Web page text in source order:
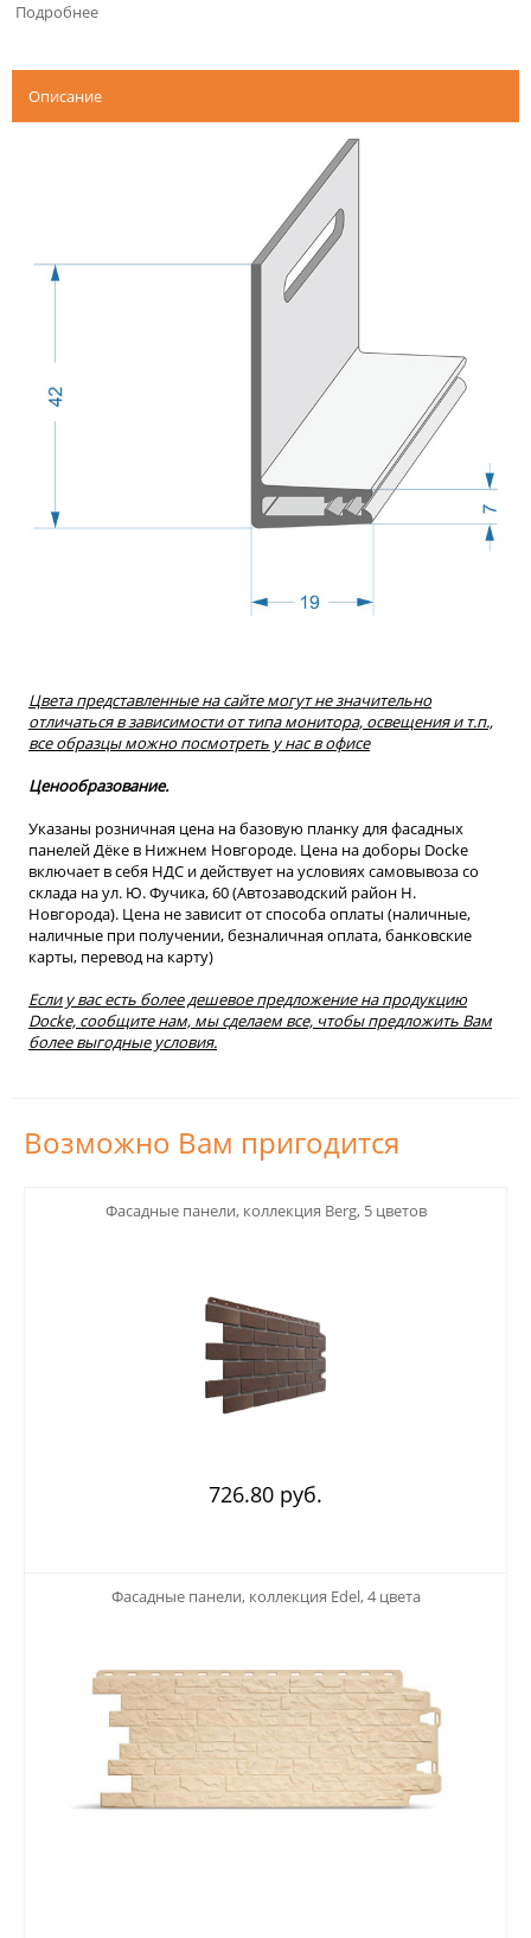
Подробнее
Описание
Цвета представленные на сайте могут не значительно
отличаться в зависимости от типа монитора, освещения и т.п.,
все образцы можно посмотреть у нас в офисе
Ценообразование.
Указаны розничная цена на базовую планку для фасадных
панелей Дёке в Нижнем Новгороде. Цена на доборы Docke
включает в себя НДС и действует на условиях самовывоза со
склада на ул. Ю. Фучика, 60 (Автозаводский район Н.
Новгорода). Цена не зависит от способа оплаты (наличные,
наличные при получении, безналичная оплата, банковские
карты, перевод на карту)
Если у вас есть более дешевое предложение на продукцию
Docke, сообщите нам, мы сделаем все, чтобы предложить Вам
более выгодные условия.
Возможно Вам пригодится
Фасадные панели, коллекция Berg, 5 цветов
726.80 руб.
Фасадные панели, коллекция Edel, 4 цвета